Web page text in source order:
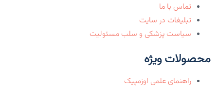
تماس با ما
تبلیغات در سایت
سیاست پزشکی و سلب مسئولیت
محصولات ویژه
راهنمای علمی اوزمپیک